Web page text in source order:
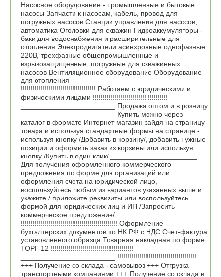
Насосное оборудование - промышленные и бытовые
насосы Запчасти к насосам, кабель, провод для
погружных насосов Станции управления для насосов,
автоматика Оголовки для скважин Гидроаккумуляторы -
баки для водоснабжения и расширительные для
отопления Электродвигатели асинхронные однофазные
220В, трехфазные общепромышленные и
взрывозащищенные, погружные для скважинных
насосов Вентиляционное оборудование Оборудование
для отопления _______________________
!!!!!!!!!!!!!!!!!!!!!!!!!!!!!!!!!!!!!! Работаем с юридическими и
физическими лицами !!!!!!!!!!!!!!!!!!!!!!!!!!!!!!!!!!!!!!
________________________ Продажа оптом и в розницу
________________________ Купить можно через
каталог в формате Интернет магазин зайдя на страницу
товара и используя стандартные формы на странице -
используя кнопку /Добавить в корзину/, добавить нужные
позиции и оформить заказ из корзины или используя
кнопку /Купить в один клик/ ______________________
Для получения оформленного коммерческого
предложения по форме для организаций или
оформления счета на юридической лицо,
воспользуйтесь любым из вариантов указанных выше и
укажите / приложите реквизиты или воспользуйтесь
формой для юридических лиц и ИП /Запросить
коммерческое предложение/
!!!!!!!!!!!!!!!!!!!!!!!!!!!!!!!!!!!!!!!!!!!!!!!!! Оформление
бухгалтерских документов по НК РФ с НДС Счет-фактура
установленного образца Товарная накладная по форме
ТОРГ-12 !!!!!!!!!!!!!!!!!!!!!!!!!!!!!!!!!!!!!!!!!!
________________________ !!!!!!!!!!!!!!!!!!!!!!!!!!!!!!!!!!!!!!!!
+++ Получение со склада - самовывоз +++ Отгрузка
транспортными компаниями +++ Получение со склада в